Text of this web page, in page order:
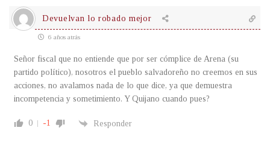
Devuelvan lo robado mejor
6 años atrás
Señor fiscal que no entiende que por ser cómplice de Arena (su
partido político), nosotros el pueblo salvadoreño no creemos en sus
acciones, no avalamos nada de lo que dice, ya que demuestra
incompetencia y sometimiento. Y Quijano cuando pues?
0 -1 Responder